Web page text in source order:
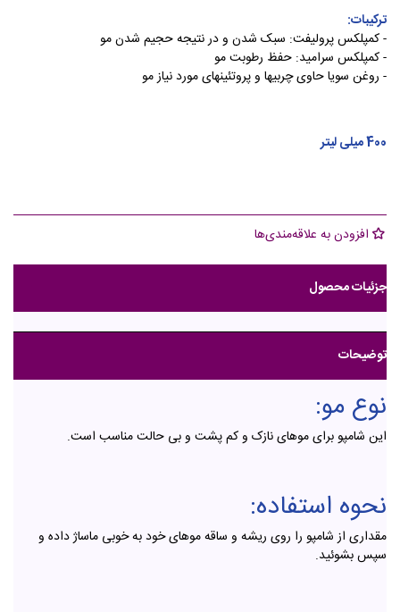
ترکیبات:
- کمپلکس پرولیفت: سبک شدن و در نتیجه حجیم شدن مو
- کمپلکس سرامید: حفظ رطوبت مو
- روغن سویا حاوی چربیها و پروتئینهای مورد نیاز مو
400 میلی لیتر
افزودن به علاقه‌مندی‌ها
جزئیات محصول
توضیحات
نوع مو:
این شامپو برای موهای نازک و کم پشت و بی حالت مناسب است.
نحوه استفاده:
مقداری از شامپو را روی ریشه و ساقه موهای خود به خوبی ماساژ داده و
سپس بشوئید.